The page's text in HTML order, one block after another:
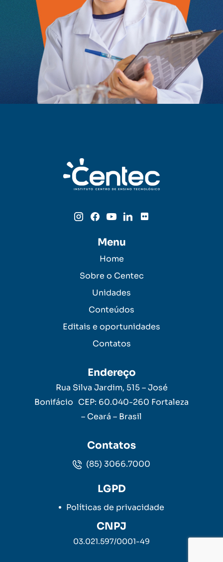
Menu
Home
Sobre o Centec
Unidades
Conteúdos
Editais e oportunidades
Contatos
Endereço
Rua Silva Jardim, 515 – José
Bonifácio CEP: 60.040-260 Fortaleza
– Ceará – Brasil
Contatos
(85) 3066.7000
LGPD
Políticas de privacidade
CNPJ
03.021.597/0001-49